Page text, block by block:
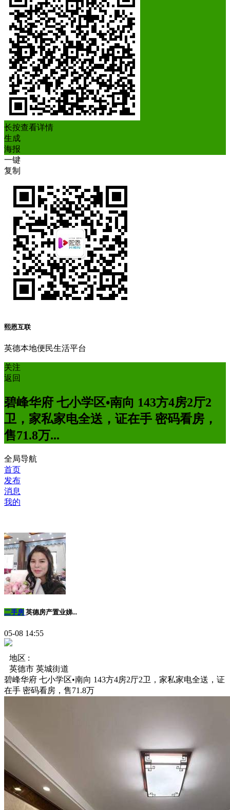
长按查看详情
生成
海报
一键
复制
熙恩互联
英德本地便民生活平台
关注
返回
碧峰华府 七小学区•南向 143方4房2厅2
卫，家私家电全送，证在手 密码看房，
售71.8万...
全局导航
首页
发布
消息
我的
二手房 英德房产置业娣...
05-08 14:55
地区 :
英德市 英城街道
碧峰华府 七小学区•南向 143方4房2厅2卫，家私家电全送，证
在手 密码看房，售71.8万